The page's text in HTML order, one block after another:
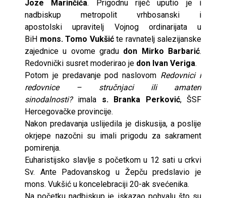
Joze Marinčića. Prigodnu riječ uputio je i
nadbiskup metropolit vrhbosanski i
apostolski upravitelj Vojnog ordinarijata u
BiH mons. Tomo Vukšićte ravnatelj salezijanske
zajednice u ovome gradu don Mirko Barbarić.
Redovnički susret moderirao je don Ivan Veriga.
Potom je predavanje pod naslovom Redovnici i
redovnice – stručnjaci ili amateri
sinodalnosti?imala s. Branka Perković, ŠSF
Hercegovačke provincije.
Nakon predavanja uslijedila je diskusija, a poslije
okrjepe nazočni su imali prigodu za sakrament
pomirenja.
Euharistijsko slavlje s početkom u 12 sati u crkvi
Sv. Ante Padovanskog u Žepču predslavio je
mons. Vukšić u koncelebraciji 20-ak svećenika.